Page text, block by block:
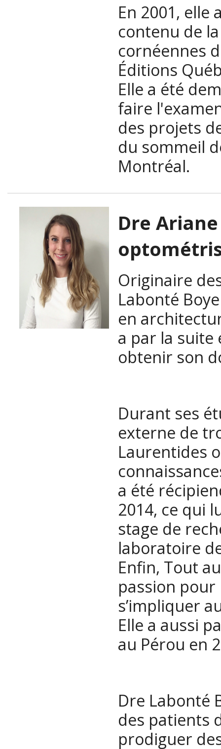
En 2001,
contenu de
cornéennes
Éditions
Elle a été
faire
des projets
du sommeil
Montréal.
Dre
Originaire
Labonté
en
a par la
obtenir son
Durant ses
externe de
Laurentides
a été
2014, ce qui
stage de
laboratoire
Enfin, Tout
passion pour
s’impliquer
Elle a aussi
au Pérou en
Dre Labonté
des patients
prodiguer